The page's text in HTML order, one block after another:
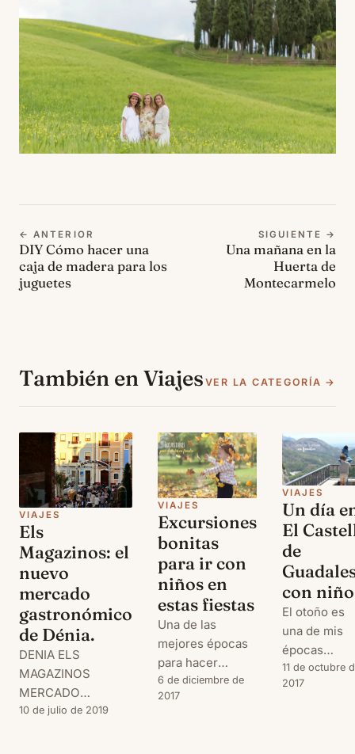
← ANTERIOR
DIY Cómo hacer una
caja de madera para los
juguetes
SIGUIENTE →
Una mañana en la
Huerta de
Montecarmelo
También en Viajes VER LA CATEGORÍA →
VIAJES
Els
Magazinos: el
nuevo
mercado
gastronómico
de Dénia.
DENIA ELS
MAGAZINOS
MERCADO
GASTRONÓMICO
10 de julio de 2019
VIAJES
Excursiones
bonitas
para ir con
niños en
estas fiestas
Una de las
mejores épocas
para hacer
escapadas en
familia es el
6 de diciembre de
2017
VIAJES
Un día
El
de
con
El otoño es
una de mis
épocas
favoritas,
junto con la
11 de octubre
2017